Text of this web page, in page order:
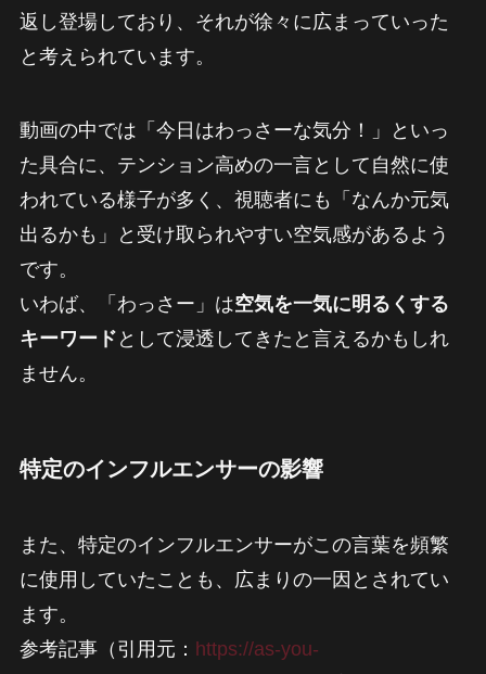
返し登場しており、それが徐々に広まっていった
と考えられています。
動画の中では「今日はわっさーな気分！」といっ
た具合に、テンション高めの一言として自然に使
われている様子が多く、視聴者にも「なんか元気
出るかも」と受け取られやすい空気感があるよう
です。
いわば、「わっさー」は空気を一気に明るくする
キーワード として浸透してきたと言えるかもしれ
ません。
特定のインフルエンサーの影響
また、特定のインフルエンサーがこの言葉を頻繁
に使用していたことも、広まりの一因とされてい
ます。
参考記事（引用元： https://as-you-